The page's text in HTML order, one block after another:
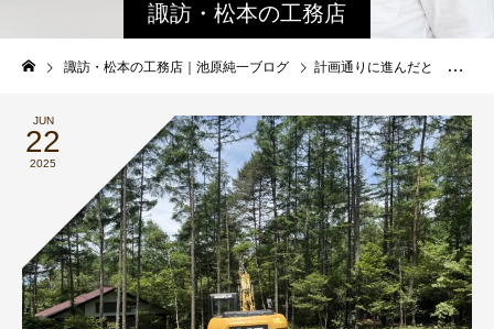
諏訪・松本の工務店
の社長ブログ｜家族
物語８４３
諏訪・松本の工務店｜池原純一ブログ 計画通りに進んだと 一安心
JUN
22
2025